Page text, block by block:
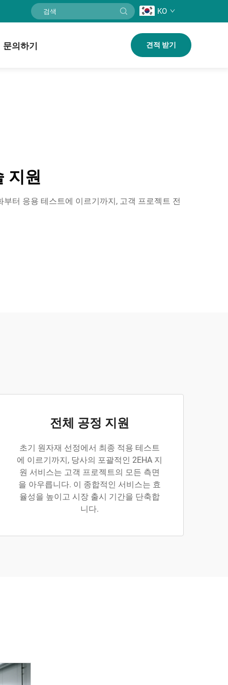
KO
문의하기 견적 받기
지원
터 응용 테스트에 이르기까지, 고객 프로젝트 전
전체 공정 지원
초기 원자재 선정에서 최종 적용 테스트
에 이르기까지, 당사의 포괄적인 2EHA 지
원 서비스는 고객 프로젝트의 모든 측면
을 아우릅니다. 이 종합적인 서비스는 효
율성을 높이고 시장 출시 기간을 단축합
니다.